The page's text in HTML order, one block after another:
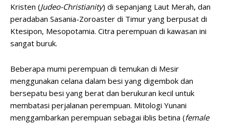
Kristen (Judeo-Christianity) di sepanjang Laut Merah, dan
peradaban Sasania-Zoroaster di Timur yang berpusat di
Ktesipon, Mesopotamia. Citra perempuan di kawasan ini
sangat buruk.
Beberapa mumi perempuan di temukan di Mesir
menggunakan celana dalam besi yang digembok dan
bersepatu besi yang berat dan berukuran kecil untuk
membatasi perjalanan perempuan. Mitologi Yunani
menggambarkan perempuan sebagai iblis betina (female